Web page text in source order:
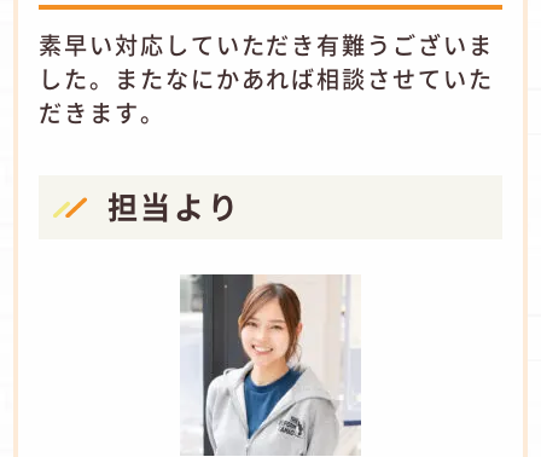
素早い対応していただき有難うございま
した。またなにかあれば相談させていた
だきます。
担当より